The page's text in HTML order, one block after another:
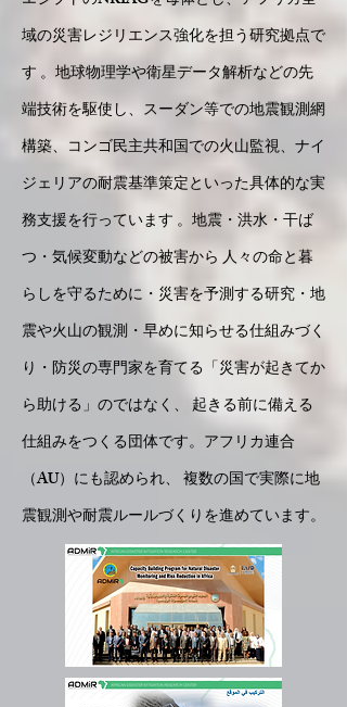
域の災害レジリエンス強化を担う研究拠点で
す 。地球物理学や衛星データ解析などの先
端技術を駆使し、スーダン等での地震観測網
構築、コンゴ民主共和国での火山監視、ナイ
ジェリアの耐震基準策定といった具体的な実
務支援を行っています 。地震・洪水・干ば
つ・気候変動などの被害から 人々の命と暮
らしを守るために・災害を予測する研究・地
震や火山の観測・早めに知らせる仕組みづく
り・防災の専門家を育てる「災害が起きてか
ら助ける」のではなく、 起きる前に備える
仕組みをつくる団体です。アフリカ連合
（AU）にも認められ、 複数の国で実際に地
震観測や耐震ルールづくりを進めています。